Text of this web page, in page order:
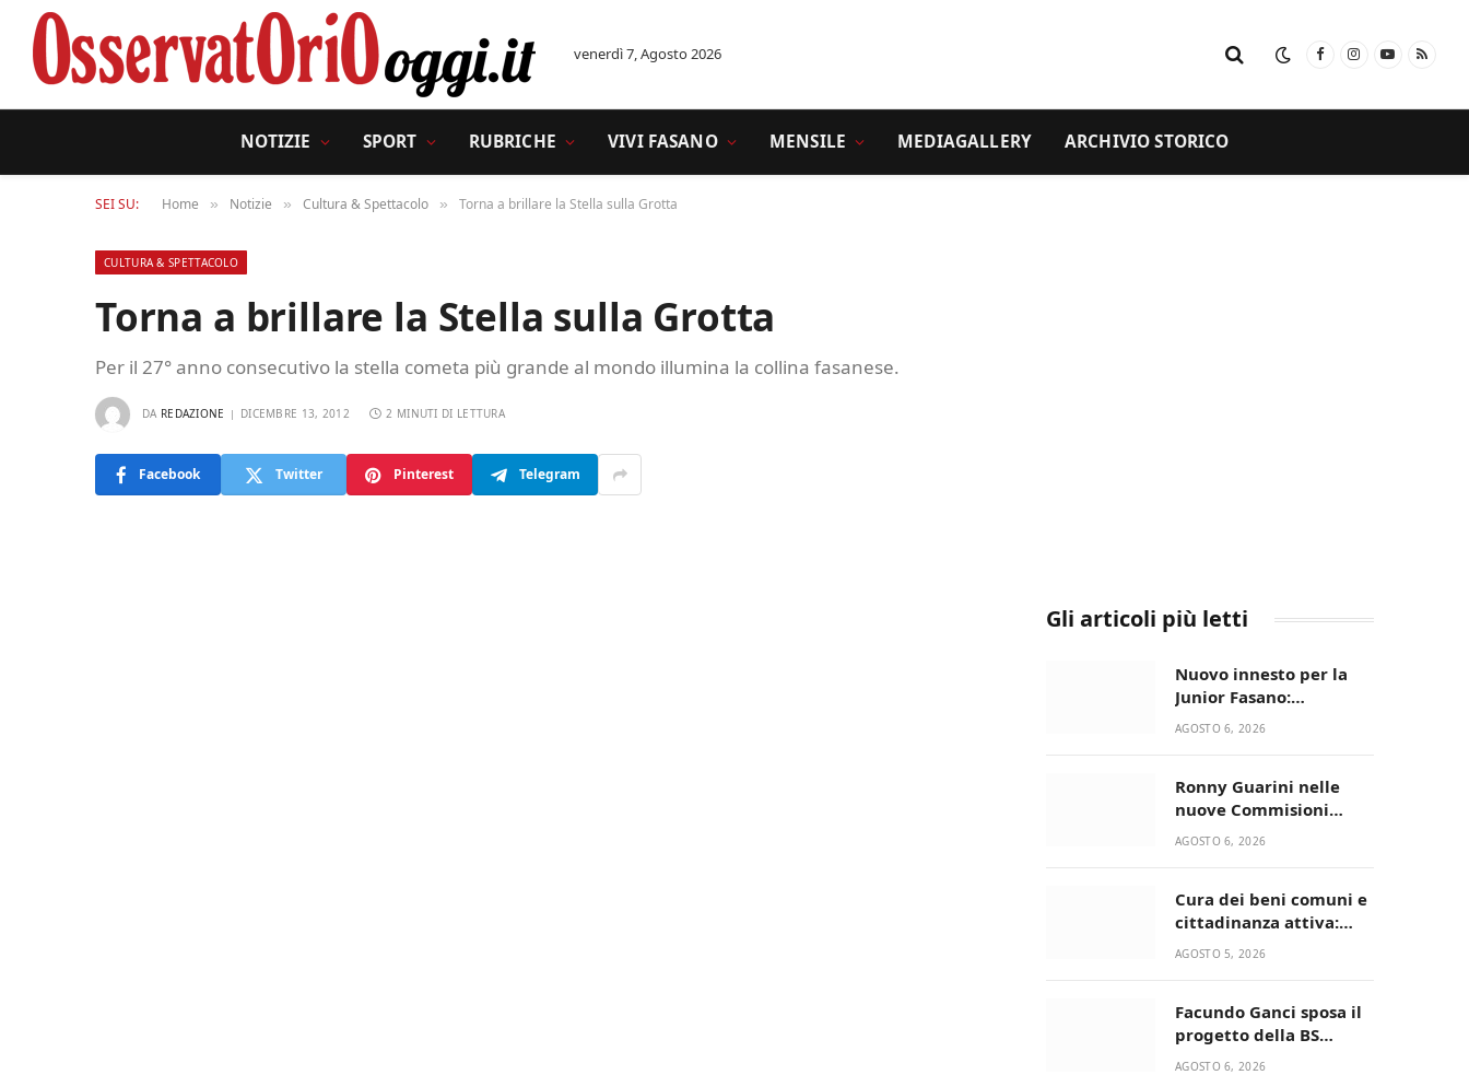
venerdì 7, Agosto 2026 FacebookInstagram
YouTube
RSS
NOTIZIE SPORT RUBRICHE VIVI FASANO MENSILE MEDIAGALLERY ARCHIVIO STORICO
SEI SU: Home » Notizie » Cultura & Spettacolo » Torna a brillare la Stella sulla Grotta
CULTURA & SPETTACOLO
Torna a brillare la Stella sulla Grotta
Per il 27° anno consecutivo la stella cometa più grande al mondo illumina la collina fasanese.
DA REDAZIONE DICEMBRE 13, 2012 2 MINUTI DI LETTURA
Facebook Twitter Pinterest Telegram
Gli articoli più letti
Nuovo innesto per la
Junior Fasano:
ingaggiato il
AGOSTO 6, 2026
Ronny Guarini nelle
nuove Commisioni
Acisport
AGOSTO 6, 2026
Cura dei beni comuni e
cittadinanza attiva:
online l’avviso per la
AGOSTO 5, 2026
Facundo Ganci sposa il
progetto della BS
Soccer Team Fasano e
AGOSTO 6, 2026